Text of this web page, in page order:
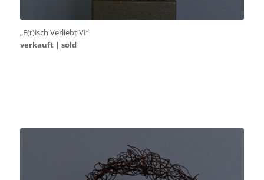
„F(r)isch Verliebt VI“
verkauft | sold